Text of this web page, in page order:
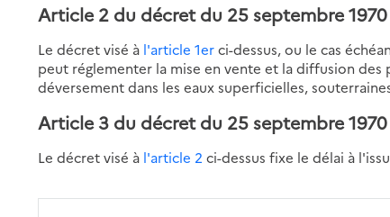
Article 2 du décret du 25 septembre 1970
Le décret visé à l'article 1erci-dessus, ou le cas
peut réglementer la mise en vente et la diffusion
déversement dans les eaux superficielles,
Article 3 du décret du 25 septembre 1970
Le décret visé à l'article 2 ci-dessus fixe le délai à